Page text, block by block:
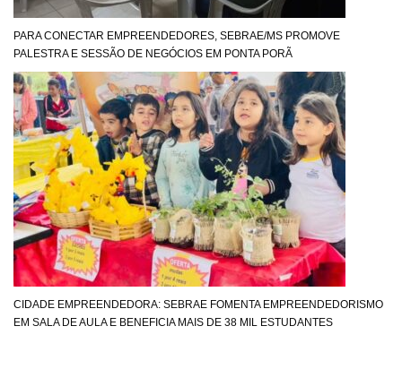
PARA CONECTAR EMPREENDEDORES, SEBRAE/MS PROMOVE
PALESTRA E SESSÃO DE NEGÓCIOS EM PONTA PORÃ
CIDADE EMPREENDEDORA: SEBRAE FOMENTA EMPREENDEDORISMO
EM SALA DE AULA E BENEFICIA MAIS DE 38 MIL ESTUDANTES